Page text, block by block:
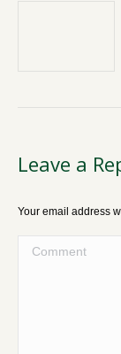
Leave a
Your email address
Comment